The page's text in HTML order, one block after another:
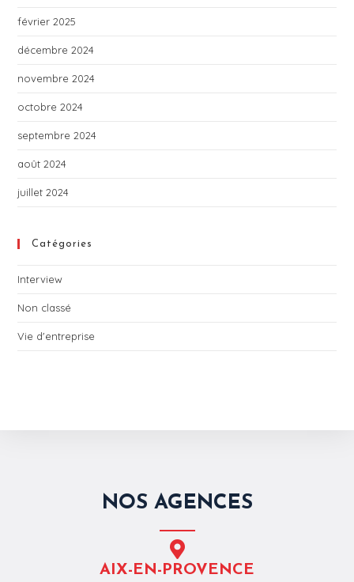
février 2025
décembre 2024
novembre 2024
octobre 2024
septembre 2024
août 2024
juillet 2024
Catégories
Interview
Non classé
Vie d'entreprise
NOS AGENCES
AIX-EN-PROVENCE